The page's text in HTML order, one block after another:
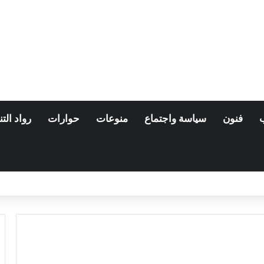
فنون سياسة واجتماع منوعات حوارات رواد